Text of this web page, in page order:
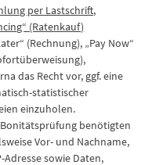
per Lastschrift,
(Ratenkauf)
(Rechnung), „Pay Now“
das Recht vor, ggf. eine
statistischer
einzuholen.
benötigten
Vor- und Nachname,
Adresse sowie Daten,